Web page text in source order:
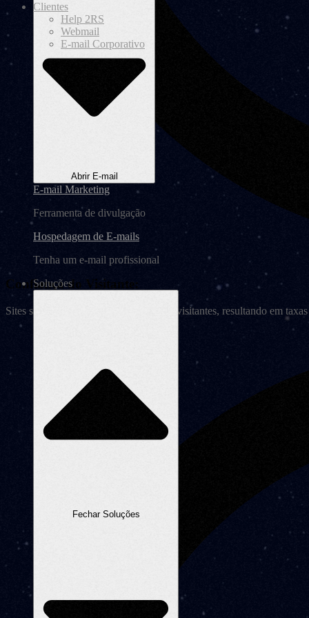
Abrir E-mail
E-mail Marketing
Ferramenta de divulgação
Hospedagem de E-mails
Tenha um e-mail profissional
Soluções
Fechar Soluções
Clientes
Help 2RS
Webmail
E-mail Corporativo
Confiança do Visitante:
Sites seguros geram confiança em seus visitantes, resultando em